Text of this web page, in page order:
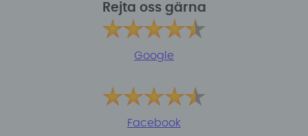
Rejta oss gärna
Google
Facebook